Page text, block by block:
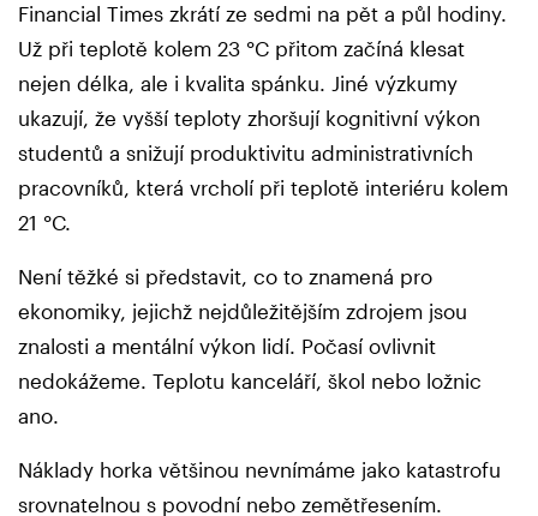
Financial Times zkrátí ze sedmi na pět a půl hodiny.
Už při teplotě kolem 23 °C přitom začíná klesat
nejen délka, ale i kvalita spánku. Jiné výzkumy
ukazují, že vyšší teploty zhoršují kognitivní výkon
studentů a snižují produktivitu administrativních
pracovníků, která vrcholí při teplotě interiéru kolem
21 °C.
Není těžké si představit, co to znamená pro
ekonomiky, jejichž nejdůležitějším zdrojem jsou
znalosti a mentální výkon lidí. Počasí ovlivnit
nedokážeme. Teplotu kanceláří, škol nebo ložnic
ano.
Náklady horka většinou nevnímáme jako katastrofu
srovnatelnou s povodní nebo zemětřesením.